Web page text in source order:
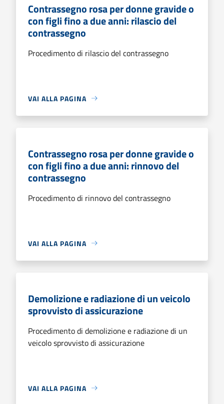
Contrassegno rosa per donne gravide o
con figli fino a due anni: rilascio del
contrassegno
Procedimento di rilascio del contrassegno
VAI ALLA PAGINA
Contrassegno rosa per donne gravide o
con figli fino a due anni: rinnovo del
contrassegno
Procedimento di rinnovo del contrassegno
VAI ALLA PAGINA
Demolizione e radiazione di un veicolo
sprovvisto di assicurazione
Procedimento di demolizione e radiazione di un
veicolo sprovvisto di assicurazione
VAI ALLA PAGINA